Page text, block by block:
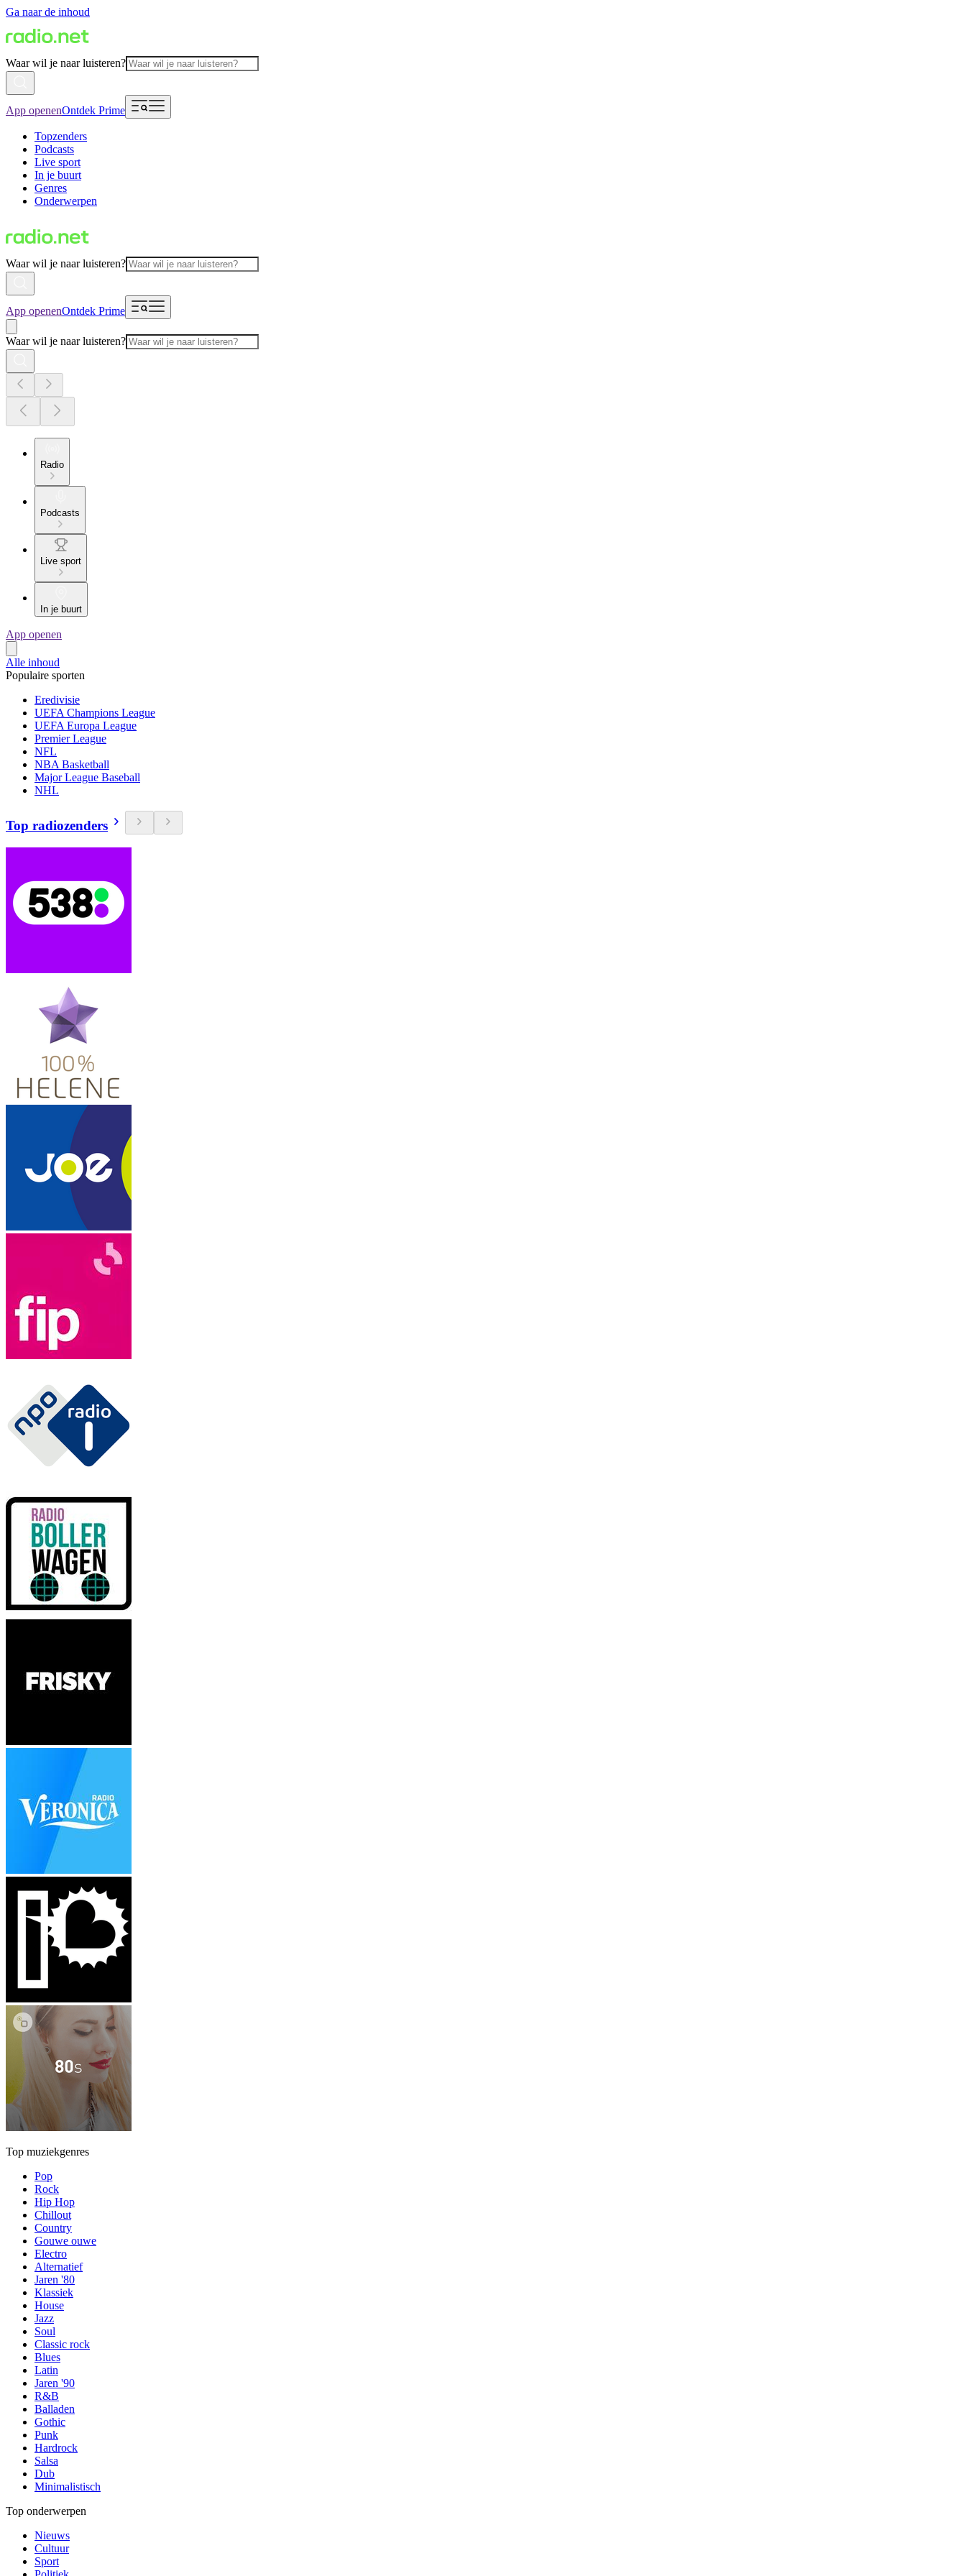
Ga naar de inhoud
Waar wil je naar luisteren?
App openenOntdek Prime
Topzenders
Podcasts
Live sport
In je buurt
Genres
Onderwerpen
Waar wil je naar luisteren?
App openenOntdek Prime
Waar wil je naar luisteren?
Radio
Podcasts
Live sport
In je buurt
App openen
Alle inhoud
Populaire sporten
Eredivisie
UEFA Champions League
UEFA Europa League
Premier League
NFL
NBA Basketball
Major League Baseball
NHL
Top radiozenders
Top muziekgenres
Pop
Rock
Hip Hop
Chillout
Country
Gouwe ouwe
Electro
Alternatief
Jaren '80
Klassiek
House
Jazz
Soul
Classic rock
Blues
Latin
Jaren '90
R&B
Balladen
Gothic
Punk
Hardrock
Salsa
Dub
Minimalistisch
Top onderwerpen
Nieuws
Cultuur
Sport